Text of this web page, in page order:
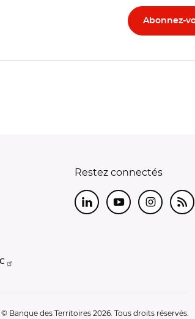
Restez connectés
LinkedInYoutubeInstagram
RSS
© Banque des Territoires 2026. Tous droits réservés.